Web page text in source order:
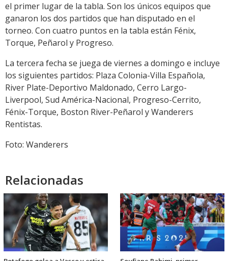
el primer lugar de la tabla. Son los únicos equipos que
ganaron los dos partidos que han disputado en el
torneo. Con cuatro puntos en la tabla están Fénix,
Torque, Peñarol y Progreso.
La tercera fecha se juega de viernes a domingo e incluye
los siguientes partidos: Plaza Colonia-Villa Española,
River Plate-Deportivo Maldonado, Cerro Largo-
Liverpool, Sud América-Nacional, Progreso-Cerrito,
Fénix-Torque, Boston River-Peñarol y Wanderers
Rentistas.
Foto: Wanderers
Relacionadas